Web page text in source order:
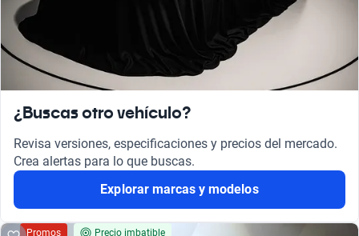
¿Buscas otro vehículo?
Revisa versiones, especificaciones y precios del mercado.
Crea alertas para lo que buscas.
Explorar marcas y modelos
Promos Precio imbatible